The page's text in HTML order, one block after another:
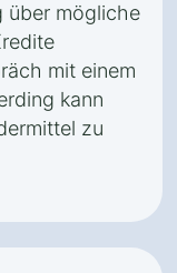
über mögliche
mit einem
kann
zu